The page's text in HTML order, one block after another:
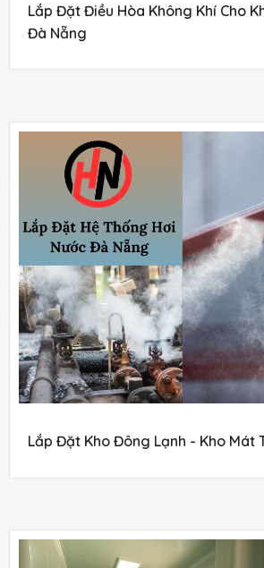
Lắp Đặt Điều Hòa Không Khí Cho
Đà Nẵng
Lắp Đặt Kho Đông Lạnh - Kho Mát